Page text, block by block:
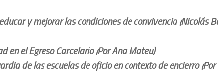
y mejorar las condiciones de convivencia (Nicolás
en el Egreso Carcelario (Por Ana Mateu)
de las escuelas de oficio en contexto de encierro (Por